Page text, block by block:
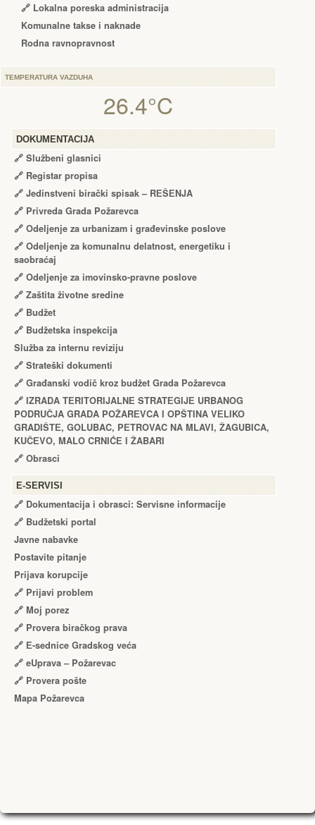
🔗 Lokalna poreska administracija
Komunalne takse i naknade
Rodna ravnopravnost
TEMPERATURA VAZDUHA
26.4°C
DOKUMENTACIJA
🔗 Službeni glasnici
🔗 Registar propisa
🔗 Jedinstveni birački spisak – RЕŠЕNJA
🔗 Privreda Grada Požarevca
🔗 Odeljenje za urbanizam i građevinske poslove
🔗 Odeljenje za komunalnu delatnost, energetiku i
saobraćaj
🔗 Odeljenje za imovinsko-pravne poslove
🔗 Zaštita životne sredine
🔗 Budžet
🔗 Budžetska inspekcija
Služba za internu reviziju
🔗 Strateški dokumenti
🔗 Građanski vodič kroz budžet Grada Požarevca
🔗 IZRADA TЕRITORIJALNЕ STRATЕGIJЕ URBANOG
PODRUČJA GRADA POŽARЕVCA I OPŠTINA VЕLIKO
GRADIŠTЕ, GOLUBAC, PЕTROVAC NA MLAVI, ŽAGUBICA,
KUČЕVO, MALO CRNIĆЕ I ŽABARI
🔗 Obrasci
Е-SERVISI
🔗 Dokumentacija i obrasci: Servisne informacije
🔗 Budžetski portal
Javne nabavke
Postavite pitanje
Prijava korupcije
🔗 Prijavi problem
🔗 Moj porez
🔗 Provera biračkog prava
🔗 Е-sednice Gradskog veća
🔗 eUprava – Požarevac
🔗 Provera pošte
Mapa Požarevca